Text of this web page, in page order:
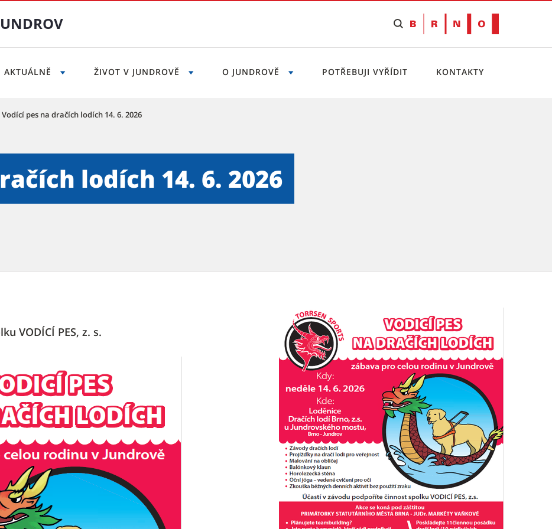
AKTUÁLNĚ ŽIVOT V JUNDROVĚ O JUNDROVĚ POTŘEBUJI VYŘÍDIT KONTAKTY
Vodící pes na dračích lodích 14. 6. 2026
lodích 14. 6. 2026
VODÍCÍ PES, z. s.